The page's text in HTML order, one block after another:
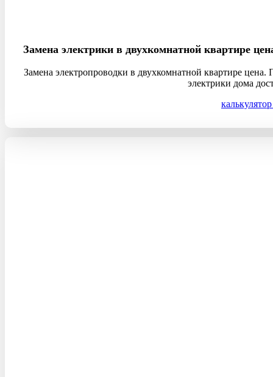
Замена электрики в двухкомнатной квартире
Замена электропроводки в двухкомнатной квартире
электрики дома